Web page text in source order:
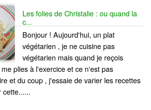
Les folies de Christalie : ou quand la
c...
Bonjour ! Aujourd'hui, un plat
végétarien , je ne cuisine pas
végétarien mais quand je reçois
plies à l'exercice et ce n'est pas
et du coup , j'essaie de varier les recettes
cette......